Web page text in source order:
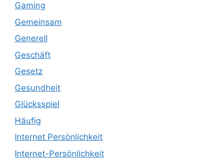
Gaming
Gemeinsam
Generell
Geschäft
Gesetz
Gesundheit
Glücksspiel
Häufig
Internet Persönlichkeit
Internet-Persönlichkeit